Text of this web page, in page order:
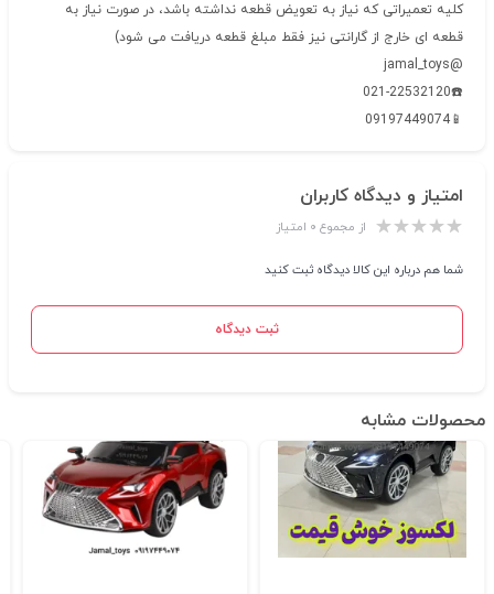
کلیه تعمیراتی که نیاز به تعویض قطعه نداشته باشد، در صورت نیاز به
قطعه ای خارج از گارانتی نیز فقط مبلغ قطعه دریافت می شود)
@jamal_toys
☎️021-22532120
📱09197449074
امتیاز و دیدگاه کاربران
از مجموع ۰ امتیاز
شما هم درباره این کالا دیدگاه ثبت کنید
ثبت دیدگاه
محصولات مشابه